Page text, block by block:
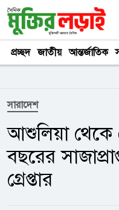
প্রচ্ছদ জাতীয় আন্তর্জাতিক
সারাদেশ
আশুলিয়া
বছরের
গ্রেপ্তার